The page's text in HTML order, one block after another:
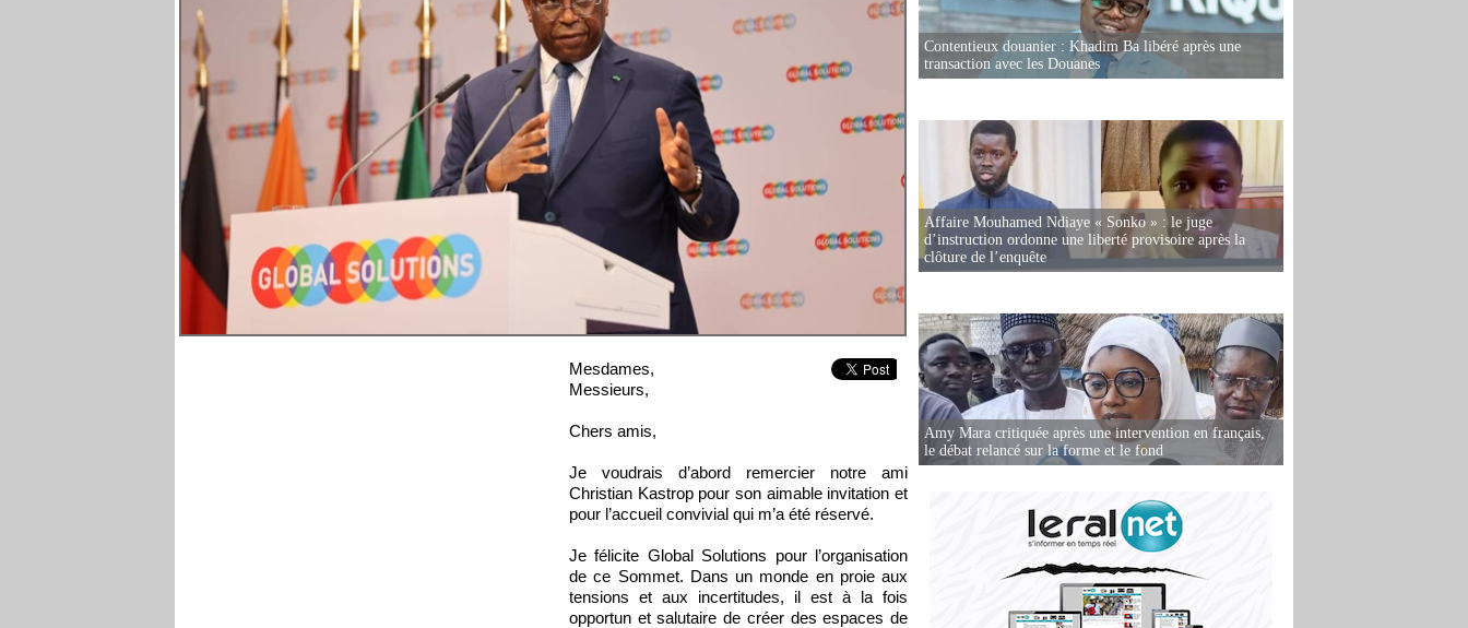
Mesdames,
Messieurs,
Chers amis,
Je voudrais d’abord remercier notre ami
Christian Kastrop pour son aimable invitation et
pour l’accueil convivial qui m’a été réservé.
Je félicite Global Solutions pour l’organisation
de ce Sommet. Dans un monde en proie aux
tensions et aux incertitudes, il est à la fois
opportun et salutaire de créer des espaces de
Contentieux douanier : Khadim Ba libéré après une
transaction avec les Douanes
Affaire Mouhamed Ndiaye « Sonko » : le juge
d’instruction ordonne une liberté provisoire après la
clôture de l’enquête
Amy Mara critiquée après une intervention en français,
le débat relancé sur la forme et le fond